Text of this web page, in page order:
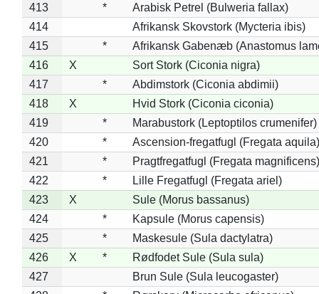
413
*
Arabisk Petrel (Bulweria fallax)
414
Afrikansk Skovstork (Mycteria ibis)
415
*
Afrikansk Gabenæb (Anastomus
416
X
Sort Stork (Ciconia nigra)
417
*
Abdimstork (Ciconia abdimii)
418
X
Hvid Stork (Ciconia ciconia)
419
*
Marabustork (Leptoptilos crumenifer)
420
*
Ascension-fregatfugl (Fregata aquila)
421
*
Pragtfregatfugl (Fregata magnificens)
422
*
Lille Fregatfugl (Fregata ariel)
423
X
Sule (Morus bassanus)
424
*
Kapsule (Morus capensis)
425
*
Maskesule (Sula dactylatra)
426
X *
Rødfodet Sule (Sula sula)
427
Brun Sule (Sula leucogaster)